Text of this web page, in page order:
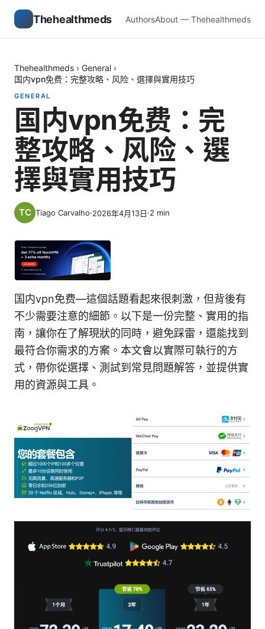
Thehealthmeds AuthorsAbout — Thehealthmeds
Thehealthmeds › General ›
国内vpn免费：完整攻略、风险、選擇與實用技巧
GENERAL
国内vpn免费：完
整攻略、风险、選
擇與實用技巧
Tiago Carvalho·2026年4月13日·2 min
国内vpn免费—這個話題看起來很刺激，但背後有
不少需要注意的細節。以下是一份完整、實用的指
南，讓你在了解現狀的同時，避免踩雷，還能找到
最符合你需求的方案。本文會以實際可執行的方
式，帶你從選擇、測試到常見問題解答，並提供實
用的資源與工具。